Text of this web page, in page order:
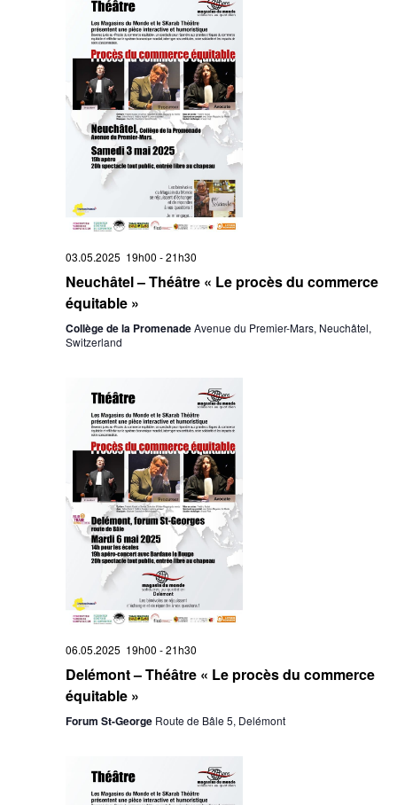
03.05.2025 19h00 -21h30
Neuchâtel – Théâtre « Le procès du commerce
équitable »
Collège de la PromenadeAvenue du Premier-Mars, Neuchâtel,
Switzerland
06.05.2025 19h00 -21h30
Delémont – Théâtre « Le procès du commerce
équitable »
Forum St-George Route de Bâle 5, Delémont